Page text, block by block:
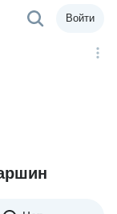
Войти